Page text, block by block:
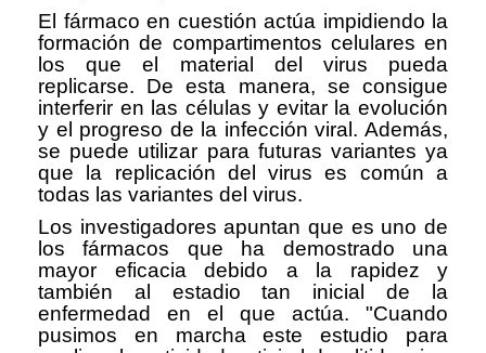
El fármaco en cuestión actúa impidiendo la
formación de compartimentos celulares en
los que el material del virus pueda
replicarse. De esta manera, se consigue
interferir en las células y evitar la evolución
y el progreso de la infección viral. Además,
se puede utilizar para futuras variantes ya
que la replicación del virus es común a
todas las variantes del virus.
Los investigadores apuntan que es uno de
los fármacos que ha demostrado una
mayor eficacia debido a la rapidez y
también al estadio tan inicial de la
enfermedad en el que actúa. "Cuando
pusimos en marcha este estudio para